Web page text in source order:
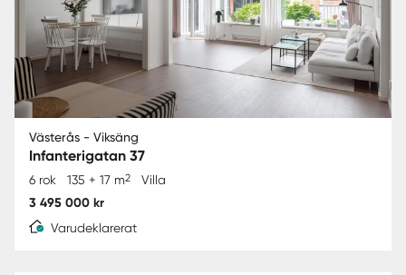
Västerås - Viksäng
Infanterigatan 37
6 rok 135 + 17 m2 Villa
3 495 000 kr
Varudeklarerat